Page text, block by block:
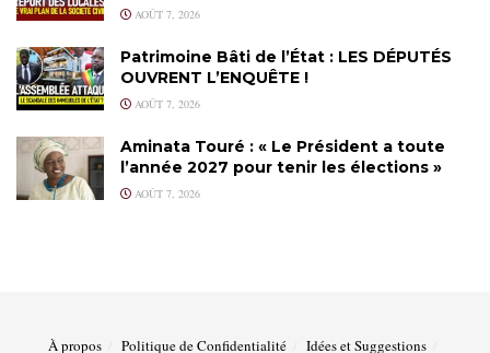
AOÛT 7, 2026
Patrimoine Bâti de l’État : LES DÉPUTÉS
OUVRENT L’ENQUÊTE !
AOÛT 7, 2026
Aminata Touré : « Le Président a toute
l’année 2027 pour tenir les élections »
AOÛT 7, 2026
À propos Politique de Confidentialité Idées et Suggestions